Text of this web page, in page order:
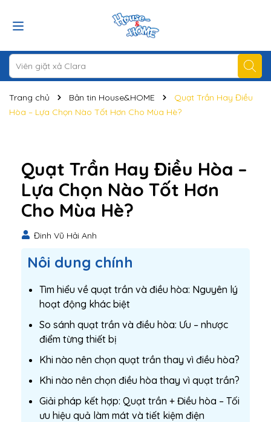
Trang chủ Bản tin House&HOME
Quạt Trần Hay Điều
Hòa – Lựa Chọn Nào Tốt Hơn Cho Mùa Hè?
Quạt Trần Hay Điều Hòa –
Lựa Chọn Nào Tốt Hơn
Cho Mùa Hè?
Đinh Vũ Hải Anh
Nôi dung chính
Tìm hiểu về quạt trần và điều hòa: Nguyên lý
hoạt động khác biệt
So sánh quạt trần và điều hòa: Ưu – nhược
điểm từng thiết bị
Khi nào nên chọn quạt trần thay vì điều hòa?
Khi nào nên chọn điều hòa thay vì quạt trần?
Giải pháp kết hợp: Quạt trần + Điều hòa – Tối
ưu hiệu quả làm mát và tiết kiệm điện